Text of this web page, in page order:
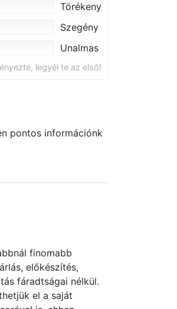
Törékeny
Szegény
Unalmas
legyél te az első!
pontos információnk
finomabb
előkészítés,
fáradtságai nélkül.
el a saját